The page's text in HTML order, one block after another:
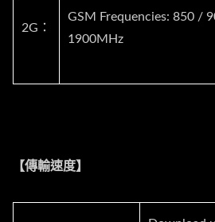
2G：
GSM Frequencies: 850 /
1900MHz
【傳輸速度】